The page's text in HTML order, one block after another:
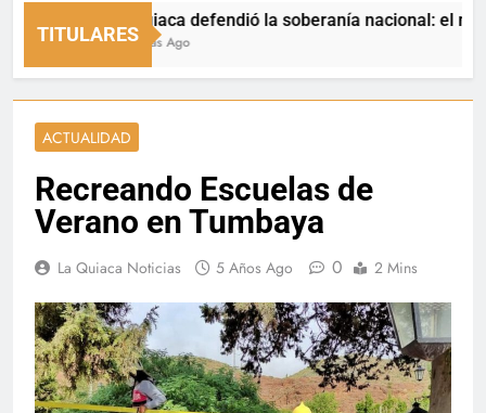
TITULARES
La Quiaca defendió la soberanía nacional: el
24 Horas Ago
ACTUALIDAD
Recreando Escuelas de
Verano en Tumbaya
La Quiaca Noticias 5 Años Ago 0 2 Mins